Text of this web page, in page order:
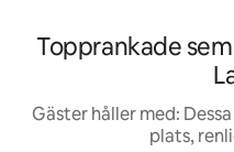
Topprankade
Gäster håller med:
plats,